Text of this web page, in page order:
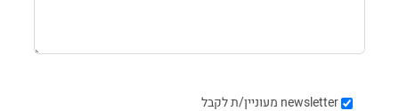
newsletter מעוניין/ת לקבל